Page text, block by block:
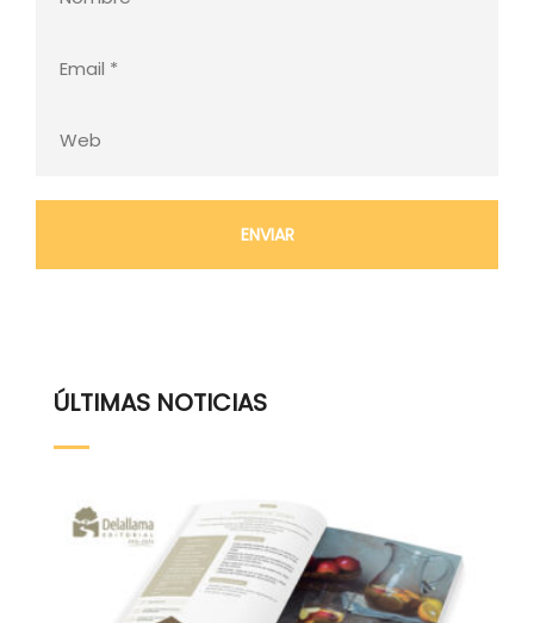
ÚLTIMAS NOTICIAS